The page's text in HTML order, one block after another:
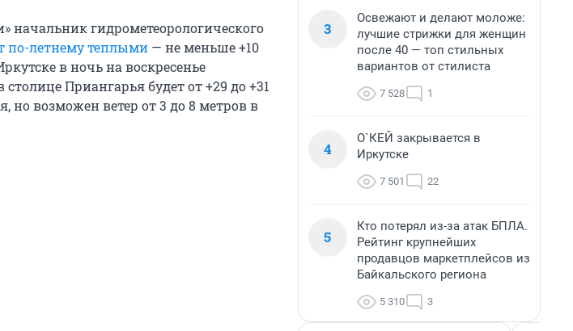
начальник гидрометеорологического
по-летнему теплыми — не меньше +10
в ночь на воскресенье
Приангарья будет от +29 до +31
но возможен ветер от 3 до 8 метров в
3
Освежают и делают моложе:
лучшие стрижки для женщин
после 40 — топ стильных
вариантов от стилиста
7 528 1
4
О`КЕЙ закрывается в
Иркутске
7 501 22
5
Кто потерял из-за атак БПЛА.
Рейтинг крупнейших
продавцов маркетплейсов из
Байкальского региона
5 310 3